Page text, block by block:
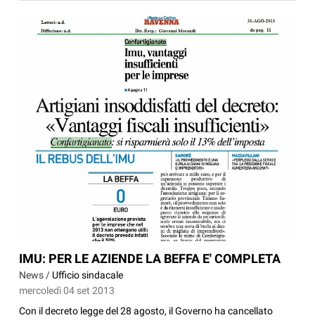
IMU: PER LE AZIENDE LA BEFFA E' COMPLETA
News / Ufficio sindacale
mercoledì 04 set 2013
Con il decreto legge del 28 agosto, il Governo ha cancellato